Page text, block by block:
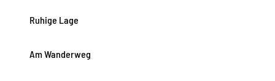
Ruhige Lage
Am Wanderweg